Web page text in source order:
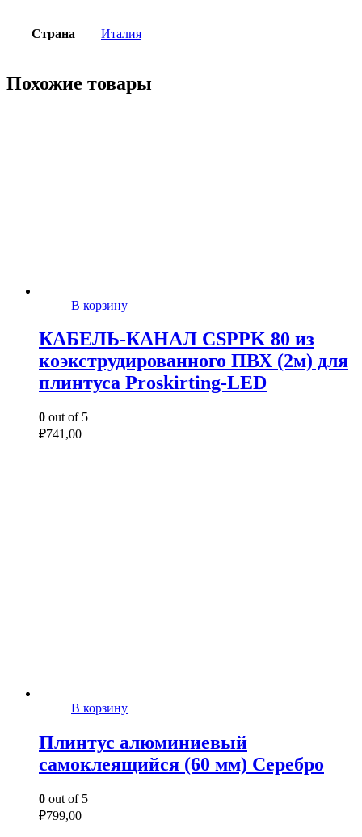
Страна Италия
Похожие товары
В корзину
КАБЕЛЬ-КАНАЛ CSPPK 80 из
коэкструдированного ПВХ (2м) для
плинтуса Proskirting-LED
0 out of 5
₽741,00
В корзину
Плинтус алюминиевый
самоклеящийся (60 мм) Серебро
0 out of 5
₽799,00